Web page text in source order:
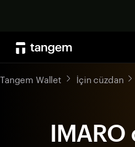
Tangem Wallet İçin cüzdan
IMARO